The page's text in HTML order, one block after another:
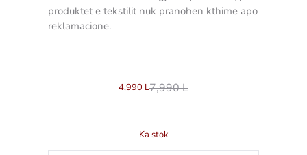
produktet e tekstilit nuk pranohen kthime apo
reklamacione.
7,990L
4,990 L
Ka stok